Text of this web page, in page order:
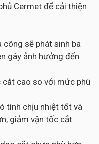
Cermet để cải thiện
công sẽ phát sinh ba
gây ảnh hưởng đến
cắt cao so với mức phù
tính chịu nhiệt tốt và
giảm vận tốc cắt.